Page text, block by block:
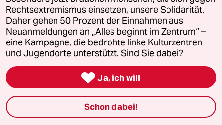
Mehr taz Angebote
Reisen
Shop
Anzeigen
Rechtsextremismus einsetzen, unsere Solidarität.
Daher gehen 50 Prozent der Einnahmen aus
Neuanmeldungen an „Alles beginnt im Zentrum“ –
eine Kampagne, die bedrohte linke Kulturzentren
und Jugendorte unterstützt. Sind Sie dabei?
 Ja, ich will
Schon dabei!